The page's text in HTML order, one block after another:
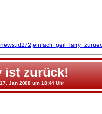
ist zurück!
Jan 2008 um 18:44 Uhr